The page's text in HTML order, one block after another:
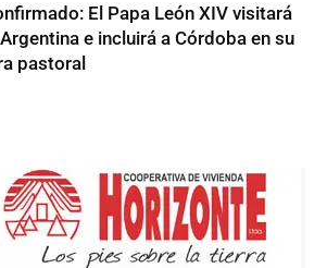
El Papa León XIV visitará
e incluirá a Córdoba en su
pastoral